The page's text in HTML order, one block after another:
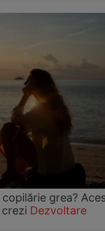
grea?
Dezvoltare